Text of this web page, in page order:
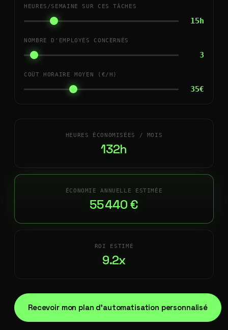
HEURES/SEMAINE SUR CES TÂCHES
15h
NOMBRE D'EMPLOYÉS CONCERNÉS
3
COÛT HORAIRE MOYEN (€/H)
35€
HEURES ÉCONOMISÉES / MOIS
132h
ÉCONOMIE ANNUELLE ESTIMÉE
55 440 €
ROI ESTIMÉ
9.2x
Recevoir mon plan d'automatisation personnalisé